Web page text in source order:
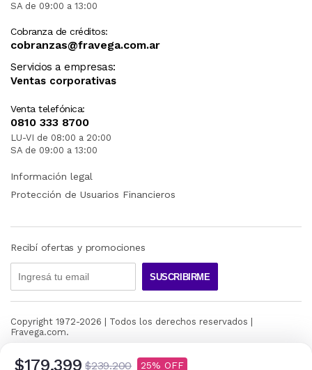
$179.399 $239.200 25
SA de 09:00 a 13:00
Cobranza de créditos:
cobranzas@fravega.com.ar
Servicios a empresas:
Ventas corporativas
Venta telefónica:
0810 333 8700
LU-VI de 08:00 a 20:00
SA de 09:00 a 13:00
Información legal
Protección de Usuarios Financieros
Recibí ofertas y promociones
SUSCRIBIRME
Copyright 1972-2026 | Todos los derechos reservados |
Fravega.com.